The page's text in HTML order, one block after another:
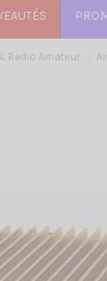
Radio Amateur